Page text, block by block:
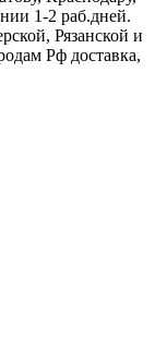
1-2 раб.дней.
Рязанской и
Рф доставка,